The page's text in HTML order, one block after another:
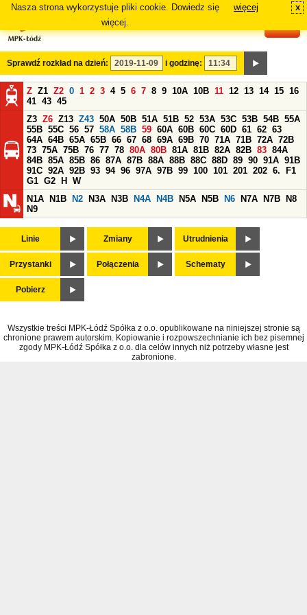
Nasza strona wykorzystuje pliki cookie. Dowiedz się
więcej.
więcej x
Sprawdź rozkład na dzień: i godzinę:
Z Z1 Z2 0 1 2 3 4 5 6 7 8 9 10A 10B 11 12 13 14 15 16
41 43 45
Z3 Z6 Z13 Z43 50A 50B 51A 51B 52 53A 53C 53B 54B 55A
55B 55C 56 57 58A 58B 59 60A 60B 60C 60D 61 62 63
64A 64B 65A 65B 66 67 68 69A 69B 70 71A 71B 72A 72B
73 75A 75B 76 77 78 80A 80B 81A 81B 82A 82B 83 84A
84B 85A 85B 86 87A 87B 88A 88B 88C 88D 89 90 91A 91B
91C 92A 92B 93 94 96 97A 97B 99 100 101 201 202 6.
F1
G1 G2 H
W
N1A
N1B N2 N3A N3B N4A N4B N5A N5B N6 N7A N7B
N8
N9
Linie Zmiany Utrudnienia
Przystanki Połączenia Schematy
Pobierz
Wszystkie treści MPK-Łódź Spółka z o.o. opublikowane na niniejszej stronie są
chronione prawem autorskim. Kopiowanie i rozpowszechnianie ich bez pisemnej
zgody MPK-Łódź Spółka z o.o. dla celów innych niż potrzeby własne jest
zabronione.